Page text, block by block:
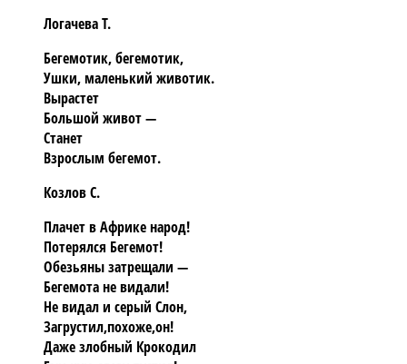
Логачева Т.
Бегемотик, бегемотик,
Ушки, маленький животик.
Вырастет
Большой живот —
Станет
Взрослым бегемот.
Козлов С.
Плачет в Африке народ!
Потерялся Бегемот!
Обезьяны затрещали —
Бегемота не видали!
Не видал и серый Слон,
Загрустил,похоже,он!
Даже злобный Крокодил